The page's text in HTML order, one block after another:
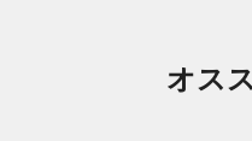
オス